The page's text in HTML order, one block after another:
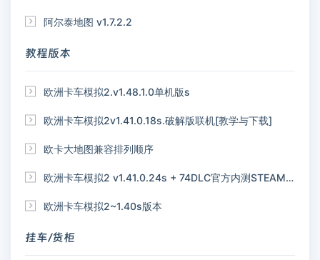
 阿尔泰地图 v1.7.2.2
教程版本
 欧洲卡车模拟2.v1.48.1.0单机版s
 欧洲卡车模拟2v1.41.0.18s.破解版联机[教学与下载]
 欧卡大地图兼容排列顺序
 欧洲卡车模拟2 v1.41.0.24s + 74DLC官方内测STEAM联机版
 欧洲卡车模拟2~1.40s版本
挂车/货柜